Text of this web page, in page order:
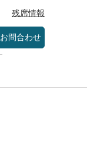
残席情報
お問合わせ